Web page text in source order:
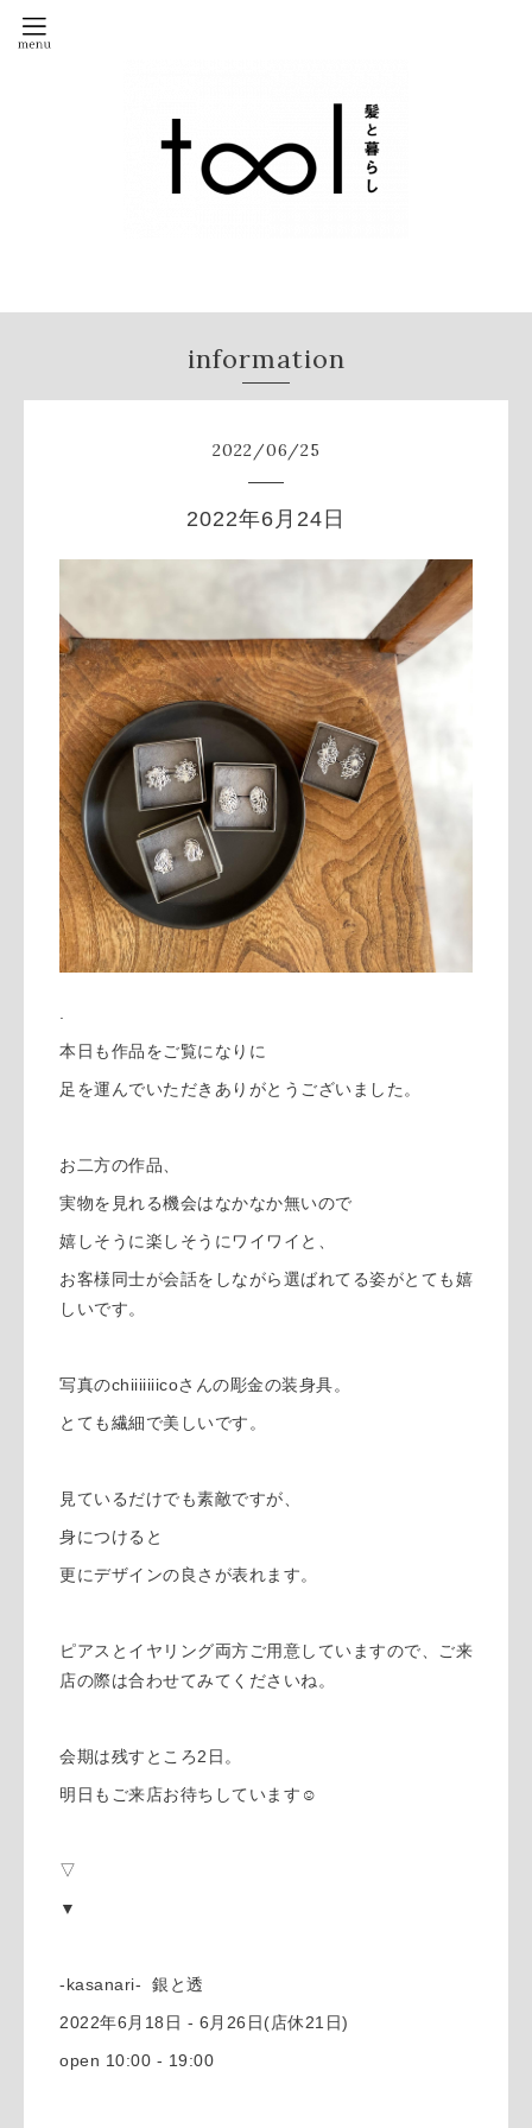
information
2022/06/25
2022年6月24日
本日も作品をご覧になりに
足を運んでいただきありがとうございました。
お二方の作品、
実物を見れる機会はなかなか無いので
嬉しそうに楽しそうにワイワイと、
お客様同士が会話をしながら選ばれてる姿がとても嬉
しいです。
写真のchiiiiiiicoさんの彫金の装身具。
とても繊細で美しいです。
見ているだけでも素敵ですが、
身につけると
更にデザインの良さが表れます。
ピアスとイヤリング両方ご用意していますので、ご来
店の際は合わせてみてくださいね。
会期は残すところ2日。
明日もご来店お待ちしています☺︎
▽
▼
-kasanari- 銀と透
2022年6月18日 - 6月26日(店休21日)
open 10:00 - 19:00